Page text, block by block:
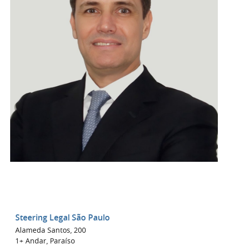
Steering Legal São Paulo
Alameda Santos, 200
1+ Andar, Paraíso